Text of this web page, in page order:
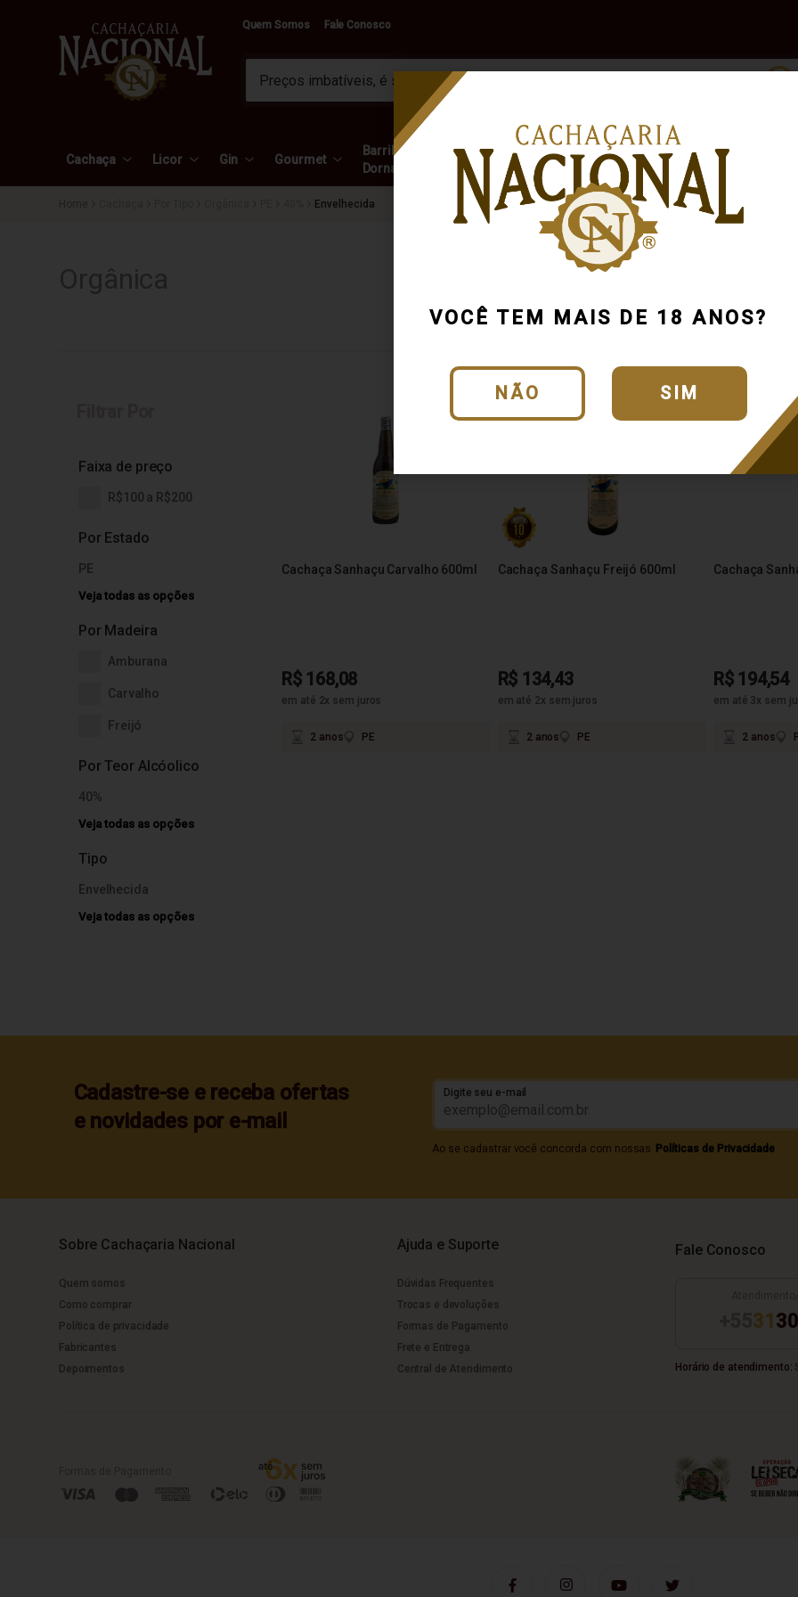
VOCÊ TEM MAIS DE 18 ANOS?
NÃO SIM
Quem Somos Fale Conosco
Cachaça Licor Gin Gourmet
Barril e
Dorna
Acessórios
Outras
Bebidas
Marcas
Envelhecida
Por Estado
PE
Veja todas as opções
Por Madeira
Amburana
Carvalho
Freijó
Por Teor Alcóolico
40%
Veja todas as opções
Tipo
Envelhecida
Veja todas as opções
Faixa de preço
R$100 a R$200
Cachaça Sanhaçu Carvalho 600ml
R$ 168,08
em até 2x sem juros
2 anos PE
Cachaça Sanhaçu Freijó 600ml
R$ 134,43
em até 2x sem juros
2 anos PE
Cachaça
R$ 194,54
em até 3x sem
2 anos
Cadastre-se e receba ofertas
e novidades por e-mail
Digite seu e-mail
Ao se cadastrar você concorda com nossas Políticas de Privacidade
Sobre Cachaçaria Nacional
Quem somos
Como comprar
Política de privacidade
Fabricantes
Depoimentos
Ajuda e Suporte
Dúvidas Frequentes
Trocas e devoluções
Formas de Pagamento
Frete e Entrega
Central de Atendimento
Fale Conosco
31
Horário de atendimento: